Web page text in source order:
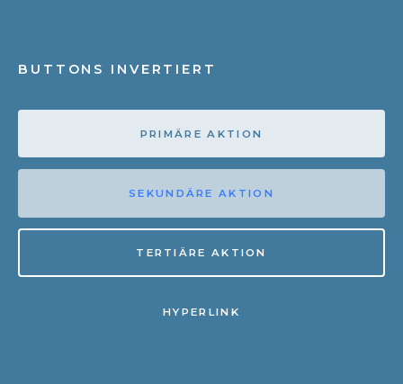
BUTTONS INVERTIERT
PRIMÄRE AKTION
SEKUNDÄRE AKTION
TERTIÄRE AKTION
HYPERLINK